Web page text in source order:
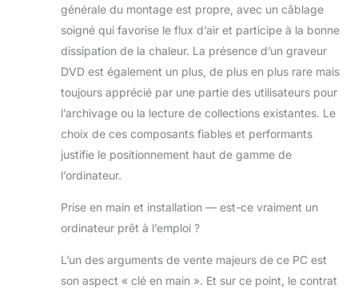
générale du montage est propre, avec un câblage
soigné qui favorise le flux d’air et participe à la bonne
dissipation de la chaleur. La présence d’un graveur
DVD est également un plus, de plus en plus rare mais
toujours apprécié par une partie des utilisateurs pour
l’archivage ou la lecture de collections existantes. Le
choix de ces composants fiables et performants
justifie le positionnement haut de gamme de
l’ordinateur.
Prise en main et installation — est-ce vraiment un
ordinateur prêt à l’emploi ?
L’un des arguments de vente majeurs de ce PC est
son aspect « clé en main ». Et sur ce point, le contrat